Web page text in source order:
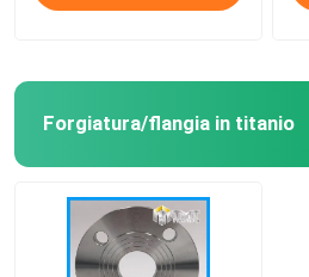
Lingotto di titanio
Polvere di titanio
Forgiatura/flangia in titanio